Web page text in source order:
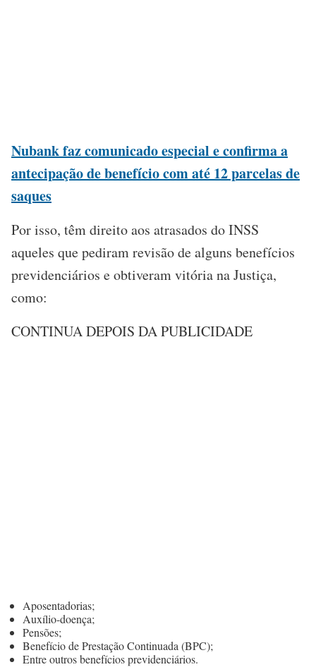
Nubank faz comunicado especial e confirma a
antecipação de benefício com até 12 parcelas de
saques
Por isso, têm direito aos atrasados do INSS
aqueles que pediram revisão de alguns benefícios
previdenciários e obtiveram vitória na Justiça,
como:
CONTINUA DEPOIS DA PUBLICIDADE
Aposentadorias;
Auxílio-doença;
Pensões;
Benefício de Prestação Continuada (BPC);
Entre outros benefícios previdenciários.